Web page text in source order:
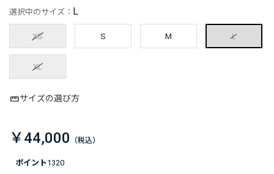
ポイント1320
選択中のサイズ： L
XS S M L
XL
サイズの選び方
￥44,000